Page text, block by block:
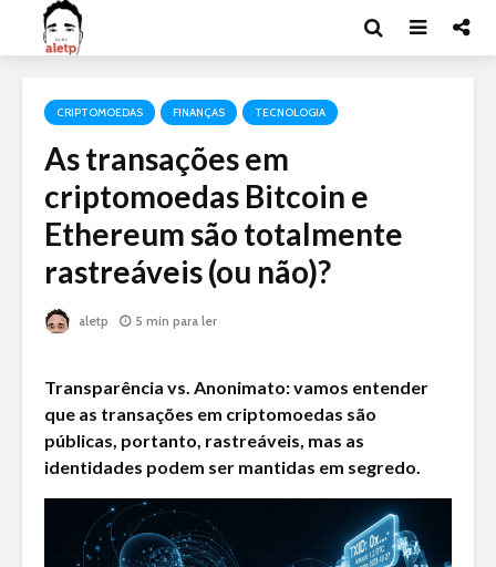
CRIPTOMOEDAS FINANÇAS TECNOLOGIA
As transações em
criptomoedas Bitcoin e
Ethereum são totalmente
rastreáveis (ou não)?
aletp 5 min para ler
Transparência vs. Anonimato: vamos entender
que as transações em criptomoedas são
públicas, portanto, rastreáveis, mas as
identidades podem ser mantidas em segredo.